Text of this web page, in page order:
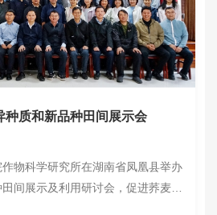
种质和新品种田间展示会
物科学研究所在湖南省凤凰县举办
间展示及利用研讨会，促进荞麦种
流，推动荞麦产业提质增效。中国